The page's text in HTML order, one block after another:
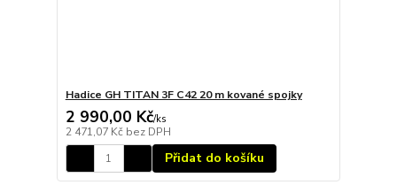
Hadice GH TITAN 3F C42 20 m kované spojky
2 990,00 Kč/ks
2 471,07 Kč bez DPH
Přidat do košíku